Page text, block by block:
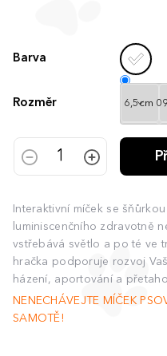
Barva
Rozměr
Interaktivní míček se
luminiscenčního zdravotně
vstřebává světlo a po té ve
hračka podporuje rozvoj
házení, aportování a
NENECHÁVEJTE MÍČEK
SAMOTĚ!